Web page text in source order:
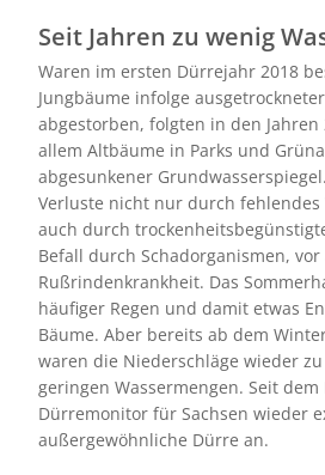
Seit Jahren zu wenig
Waren im ersten Dürrejahr 2018
Jungbäume infolge
abgestorben, folgten in den Jahren
allem Altbäume in Parks und
abgesunkener
Verluste nicht nur durch fehlendes
auch durch
Befall durch Schadorganismen,
Rußrindenkrankheit. Das
häufiger Regen und damit etwas
Bäume. Aber bereits ab dem
waren die Niederschläge wieder
geringen Wassermengen. Seit
Dürremonitor für Sachsen wieder
außergewöhnliche Dürre an.